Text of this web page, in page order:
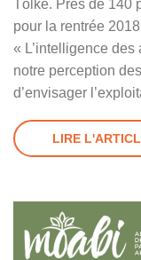
Tölke. Près de 140
pour la rentrée
« L’intelligence
notre perception
d’envisager
LIRE